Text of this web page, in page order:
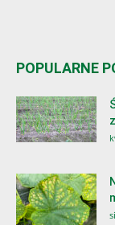
POPULARNE